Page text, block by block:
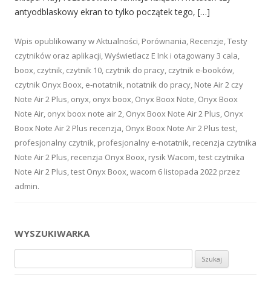
antyodblaskowy ekran to tylko początek tego, […]
Wpis opublikowany wAktualności, Porównania, Recenzje,Testy
czytników oraz aplikacji,Wyświetlacz E Ink i otagowany3 cala,
boox, czytnik, czytnik 10, czytnik do pracy, czytnik e-booków,
czytnik Onyx Boox, e-notatnik, notatnik do pracy, Note Air 2 czy
Note Air 2 Plus, onyx, onyx boox, Onyx Boox Note, Onyx Boox
Note Air, onyx boox note air 2, Onyx Boox Note Air 2 Plus, Onyx
Boox Note Air 2 Plus recenzja, Onyx Boox Note Air 2 Plus test,
profesjonalny czytnik, profesjonalny e-notatnik, recenzja czytnika
Note Air 2 Plus, recenzja Onyx Boox, rysik Wacom,test czytnika
Note Air 2 Plus,test Onyx Boox,wacom 6 listopada 2022 przez
admin.
WYSZUKIWARKA